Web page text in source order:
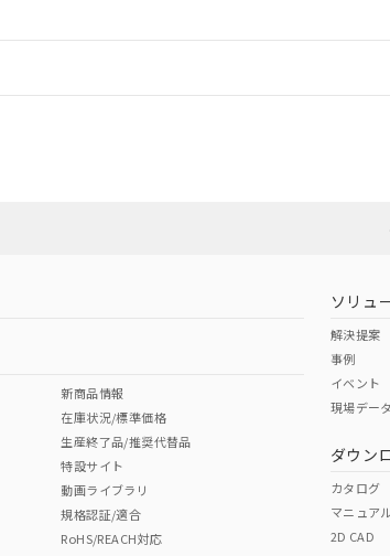
ダウンロードはこち
Cr(VI)
新商品情報
在庫状況/標準価格
生産終了品/推奨代替品
特設サイト
動画ライブラリ
規格認証/適合
RoHS/REACH対応
ソリュ
解決提案
事例
イベント
現場デー
ダウン
カタログ
マニュア
2D CAD